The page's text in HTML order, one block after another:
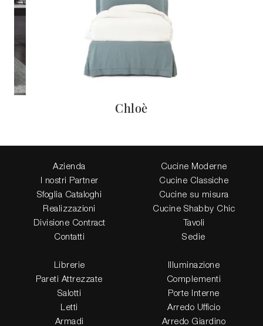
Chloè
Azienda
I nostri Partner
Sfoglia Cataloghi
Realizzazioni
Divisione Contract
Contatti
Cucine Moderne
Cucine Classiche
Cucine su misura
Cucine Shabby Chic
Tavoli
Sedie
Librerie
Pareti Attrezzate
Salotti
Letti
Armadi
Illuminazione
Complementi
Porte Interne
Arredo Ufficio
Arredo Giardino